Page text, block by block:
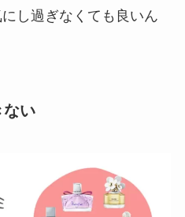
し過ぎなくても良いん
い